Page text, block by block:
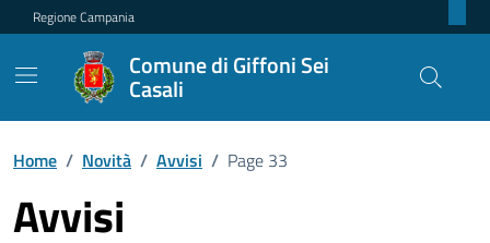
Regione Campania
Comune di Giffoni Sei
Casali
Home / Novità / Avvisi / Page 33
Avvisi